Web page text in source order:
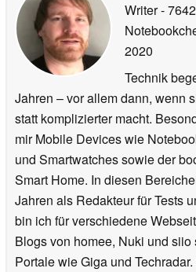
Writer-
2020
Technik
Jahren – vor allem dann, wenn
statt komplizierter macht.
mir Mobile Devices wie
und Smartwatches sowie der
Smart Home. In diesen
Jahren als Redakteur für Tests
bin ich für verschiedene
Blogs von homee, Nuki und
Portale wie Giga und